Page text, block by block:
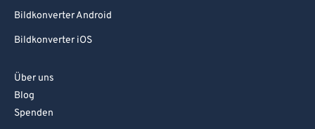
Bildkonverter Android
Bildkonverter iOS
Über uns
Blog
Spenden